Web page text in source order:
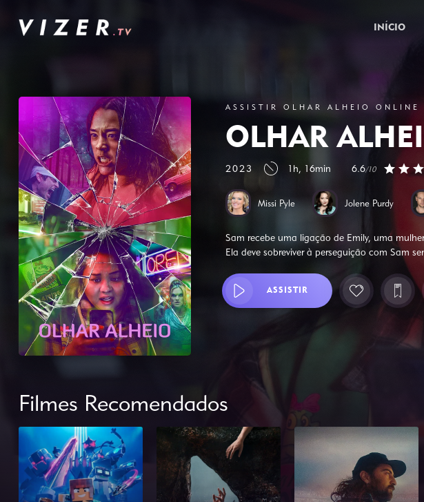
INÍCIO
ASSISTIR OLHAR ALHEIO ONLINE
OLHAR
2023 1h, 16min 6.6/10
Missi Pyle Jolene Purdy
Sam recebe uma ligação de Emily, uma
Ela deve sobreviver à perseguição com Sam
ASSISTIR
Filmes Recomendados